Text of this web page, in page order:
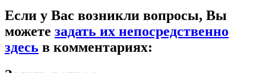
Если у Вас возникли вопросы, Вы
можете задать их непосредственно
здесь в комментариях: